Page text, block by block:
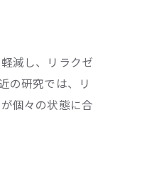
減し、リラクゼ
の研究では、リ
個々の状態に合